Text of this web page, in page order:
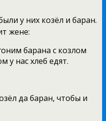
у них козёл и баран.
жене:
барана с козлом
у нас хлеб едят.
да баран, чтобы и